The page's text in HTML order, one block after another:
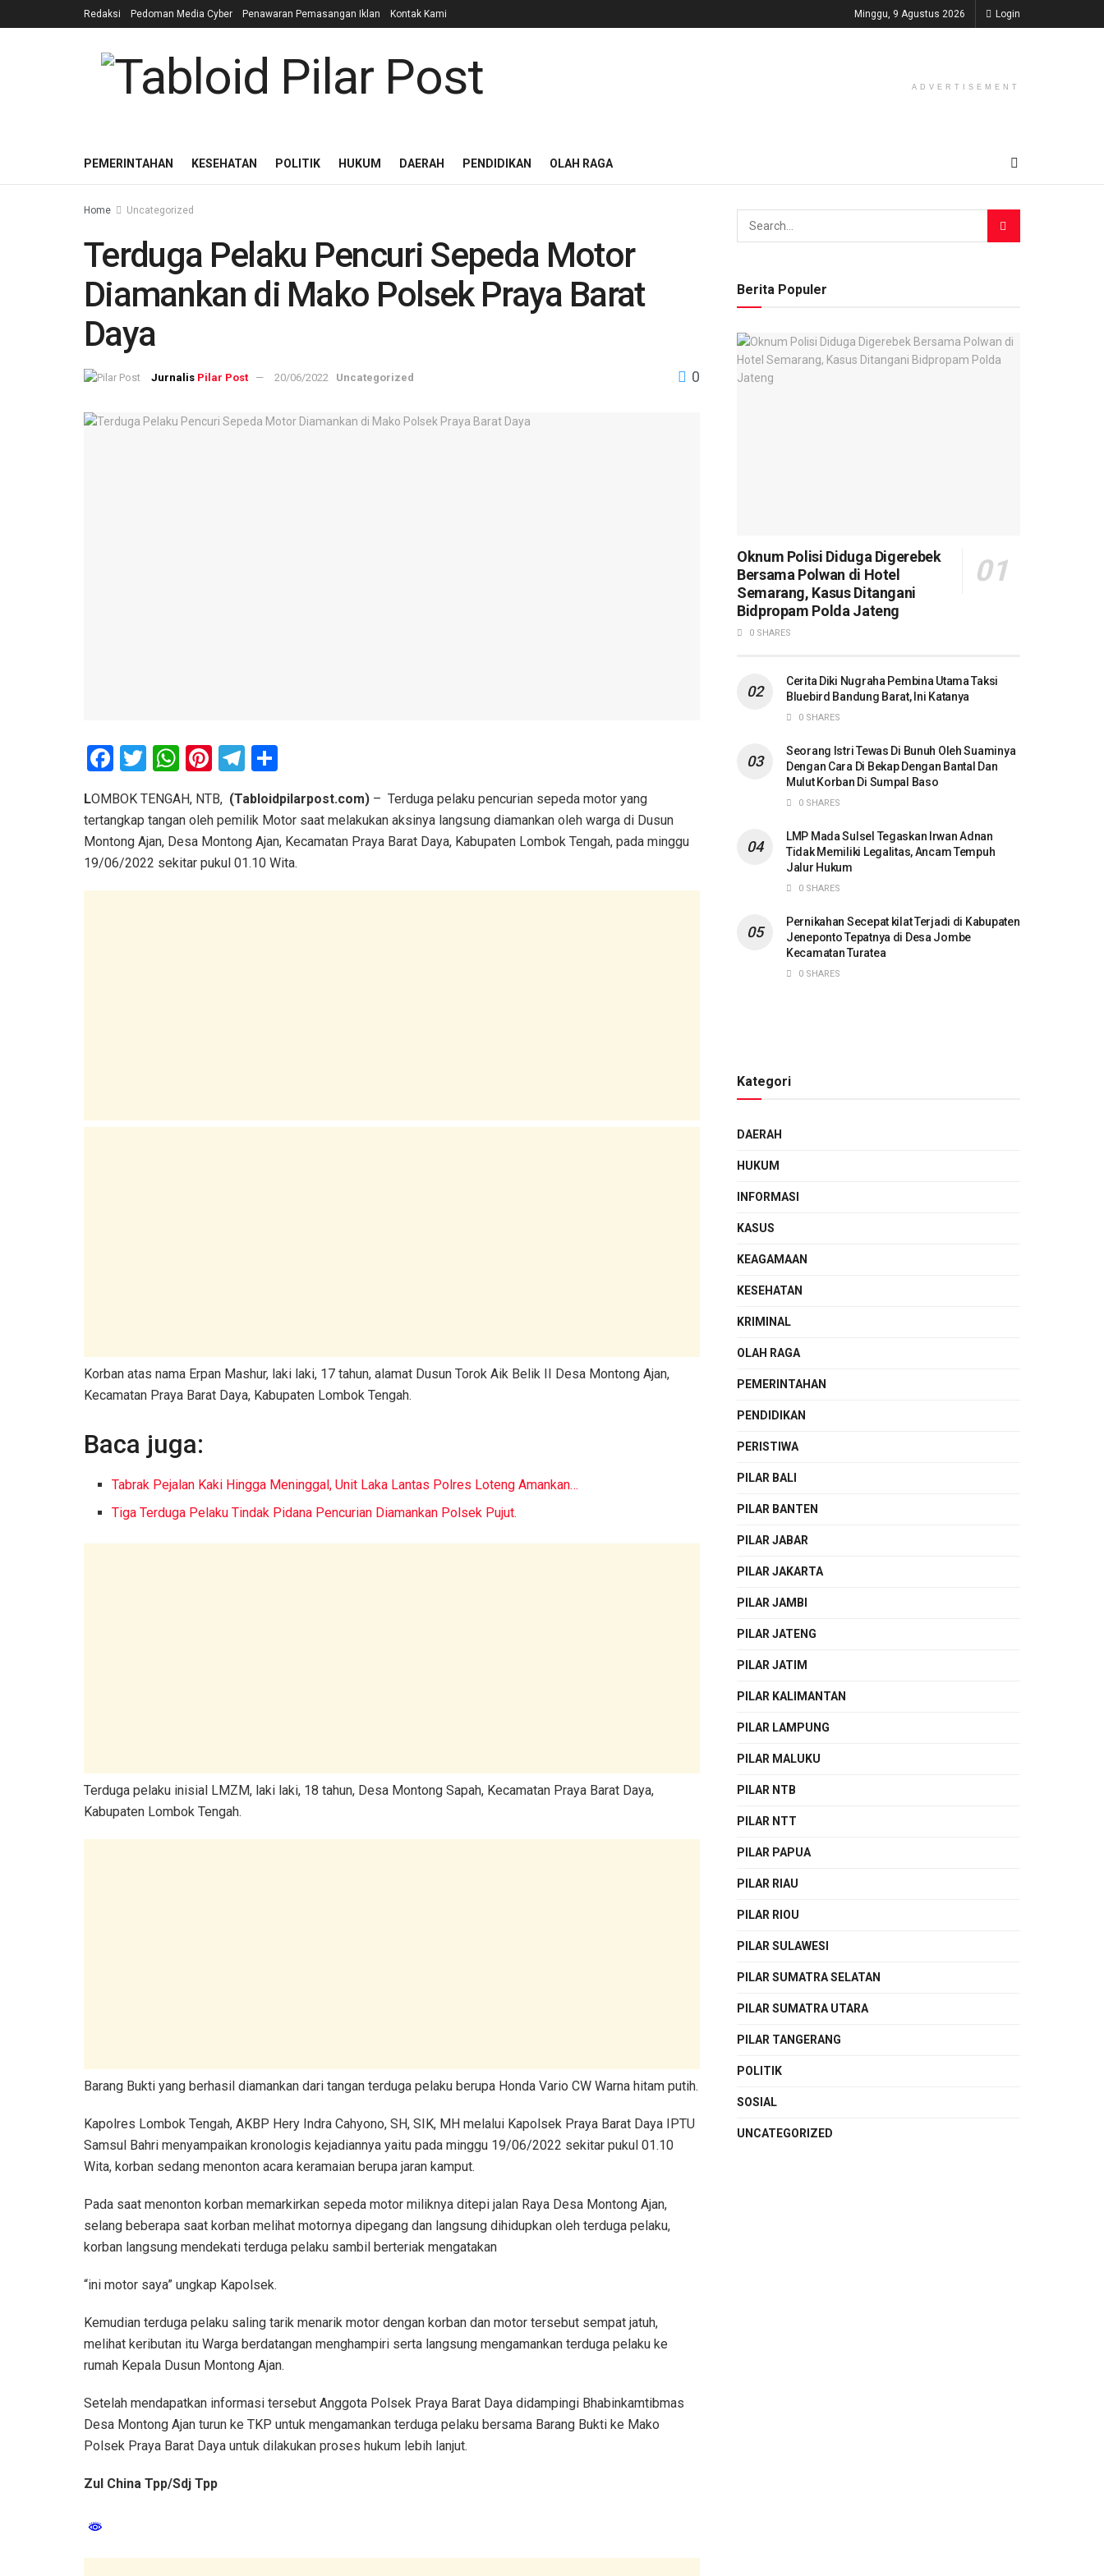
Redaksi Pedoman Media Cyber Penawaran Pemasangan Iklan Kontak Kami Minggu, 9 Agustus 2026 Login
ADVERTISEMENT
PEMERINTAHAN KESEHATAN POLITIK HUKUM DAERAH PENDIDIKAN OLAH RAGA
Home Uncategorized
Terduga Pelaku Pencuri Sepeda Motor
Diamankan di Mako Polsek Praya Barat
Daya
Pilar Post 20/06/2022 Uncategorized 0
F
ce
b
o
o
T
tt
er
W
at
s
A
p
Pi
nt
er
es
t
T
e
gr
a
m
ar
e
LOMBOK TENGAH, NTB, (Tabloidpilarpost.com) – Terduga pelaku pencurian sepeda motor yang
tertangkap tangan oleh pemilik Motor saat melakukan aksinya langsung diamankan oleh warga di Dusun
Montong Ajan, Desa Montong Ajan, Kecamatan Praya Barat Daya, Kabupaten Lombok Tengah, pada minggu
19/06/2022 sekitar pukul 01.10 Wita.
Korban atas nama Erpan Mashur, laki laki, 17 tahun, alamat Dusun Torok Aik Belik II Desa Montong Ajan,
Kecamatan Praya Barat Daya, Kabupaten Lombok Tengah.
Baca juga:
Tabrak Pejalan Kaki Hingga Meninggal, Unit Laka Lantas Polres Loteng Amankan…
Tiga Terduga Pelaku Tindak Pidana Pencurian Diamankan Polsek Pujut.
Terduga pelaku inisial LMZM, laki laki, 18 tahun, Desa Montong Sapah, Kecamatan Praya Barat Daya,
Kabupaten Lombok Tengah.
Barang Bukti yang berhasil diamankan dari tangan terduga pelaku berupa Honda Vario CW Warna hitam putih.
Kapolres Lombok Tengah, AKBP Hery Indra Cahyono, SH, SIK, MH melalui Kapolsek Praya Barat Daya IPTU
Samsul Bahri menyampaikan kronologis kejadiannya yaitu pada minggu 19/06/2022 sekitar pukul 01.10
Wita, korban sedang menonton acara keramaian berupa jaran kamput.
Pada saat menonton korban memarkirkan sepeda motor miliknya ditepi jalan Raya Desa Montong Ajan,
selang beberapa saat korban melihat motornya dipegang dan langsung dihidupkan oleh terduga pelaku,
korban langsung mendekati terduga pelaku sambil berteriak mengatakan
“ini motor saya” ungkap Kapolsek.
Kemudian terduga pelaku saling tarik menarik motor dengan korban dan motor tersebut sempat jatuh,
melihat keributan itu Warga berdatangan menghampiri serta langsung mengamankan terduga pelaku ke
rumah Kepala Dusun Montong Ajan.
Setelah mendapatkan informasi tersebut Anggota Polsek Praya Barat Daya didampingi Bhabinkamtibmas
Desa Montong Ajan turun ke TKP untuk mengamankan terduga pelaku bersama Barang Bukti ke Mako
Polsek Praya Barat Daya untuk dilakukan proses hukum lebih lanjut.
Zul China Tpp/Sdj Tpp
Berita Populer
Oknum Polisi Diduga Digerebek
Bersama Polwan di Hotel
Semarang, Kasus Ditangani
Bidpropam Polda Jateng
0 SHARES
Cerita Diki Nugraha Pembina Utama Taksi
Bluebird Bandung Barat, Ini Katanya
0 SHARES
Seorang Istri Tewas Di Bunuh Oleh Suaminya
Dengan Cara Di Bekap Dengan Bantal Dan
Mulut Korban Di Sumpal Baso
0 SHARES
LMP Mada Sulsel Tegaskan Irwan Adnan
Tidak Memiliki Legalitas, Ancam Tempuh
Jalur Hukum
0 SHARES
Pernikahan Secepat kilat Terjadi di Kabupaten
Jeneponto Tepatnya di Desa Jombe
Kecamatan Turatea
0 SHARES
Kategori
DAERAH
HUKUM
INFORMASI
KASUS
KEAGAMAAN
KESEHATAN
KRIMINAL
OLAH RAGA
PEMERINTAHAN
PENDIDIKAN
PERISTIWA
PILAR BALI
PILAR BANTEN
PILAR JABAR
PILAR JAKARTA
PILAR JAMBI
PILAR JATENG
PILAR JATIM
PILAR KALIMANTAN
PILAR LAMPUNG
PILAR MALUKU
PILAR NTB
PILAR NTT
PILAR PAPUA
PILAR RIAU
PILAR RIOU
PILAR SULAWESI
PILAR SUMATRA SELATAN
PILAR SUMATRA UTARA
PILAR TANGERANG
POLITIK
SOSIAL
UNCATEGORIZED